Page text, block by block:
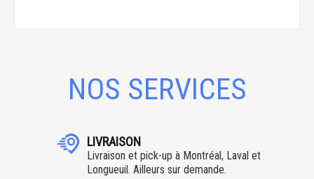
NOS SERVICES
LIVRAISON
Livraison et pick-up à Montréal, Laval et
Longueuil. Ailleurs sur demande.